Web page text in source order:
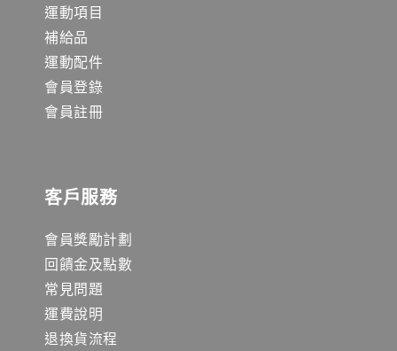
運動項目
補給品
運動配件
會員登錄
會員註冊
客戶服務
會員獎勵計劃
回饋金及點數
常見問題
運費說明
退換貨流程